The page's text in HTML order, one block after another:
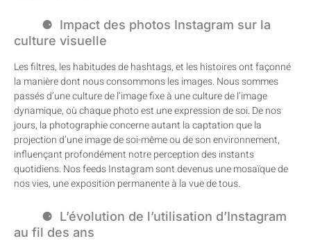
Impact des photos Instagram sur la
culture visuelle
Les filtres, les habitudes de hashtags, et les histoires ont façonné
la manière dont nous consommons les images. Nous sommes
passés d’une culture de l’image fixe à une culture de l’image
dynamique, où chaque photo est une expression de soi. De nos
jours, la photographie concerne autant la captation que la
projection d’une image de soi-même ou de son environnement,
influençant profondément notre perception des instants
quotidiens. Nos feeds Instagram sont devenus une mosaïque de
nos vies, une exposition permanente à la vue de tous.
L’évolution de l’utilisation d’Instagram
au fil des ans